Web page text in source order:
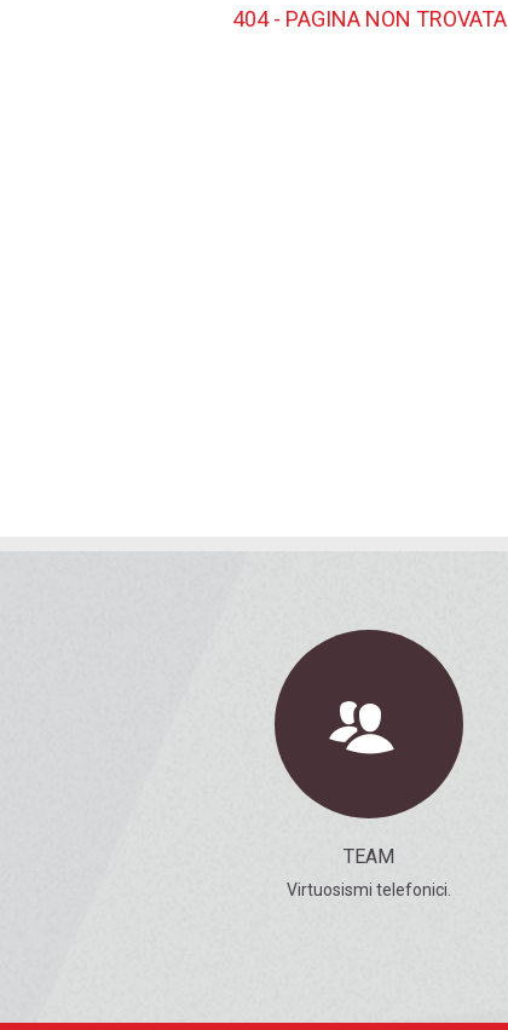
404 - PAGINA NON TROVATA
TEAM
Virtuosismi telefonici.